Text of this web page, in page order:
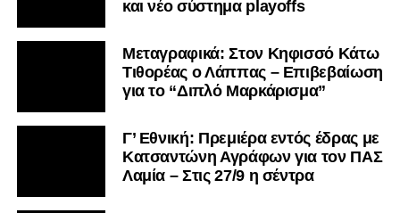
και νέο σύστημα playoffs
Μεταγραφικά: Στον Κηφισσό Κάτω
Τιθορέας ο Λάππας – Επιβεβαίωση
για το “Διπλό Μαρκάρισμα”
Γ’ Εθνική: Πρεμιέρα εντός έδρας με
Κατσαντώνη Αγράφων για τον ΠΑΣ
Λαμία – Στις 27/9 η σέντρα